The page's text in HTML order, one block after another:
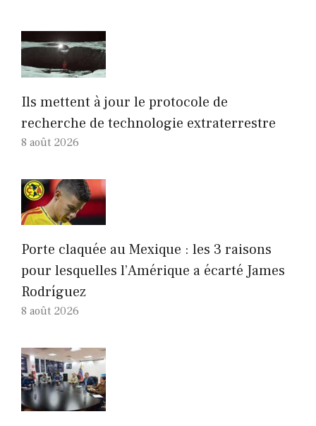
Ils mettent à jour le protocole de
recherche de technologie extraterrestre
8 août 2026
Porte claquée au Mexique : les 3 raisons
pour lesquelles l’Amérique a écarté James
Rodríguez
8 août 2026